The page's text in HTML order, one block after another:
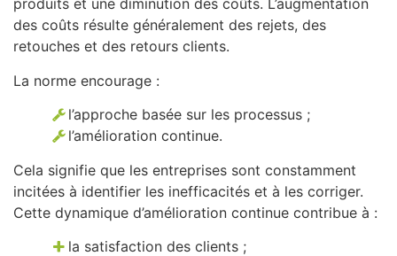
produits et une diminution des coûts. L’augmentation
des coûts résulte généralement des rejets, des
retouches et des retours clients.
La norme encourage :
l’approche basée sur les processus ;
l’amélioration continue.
Cela signifie que les entreprises sont constamment
incitées à identifier les inefficacités et à les corriger.
Cette dynamique d’amélioration continue contribue à :
la satisfaction des clients ;